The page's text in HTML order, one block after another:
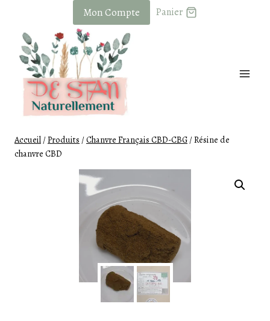
content
Mon Compte Panier
Accueil /Produits /Chanvre Français CBD-CBG /Résine de
chanvre CBD